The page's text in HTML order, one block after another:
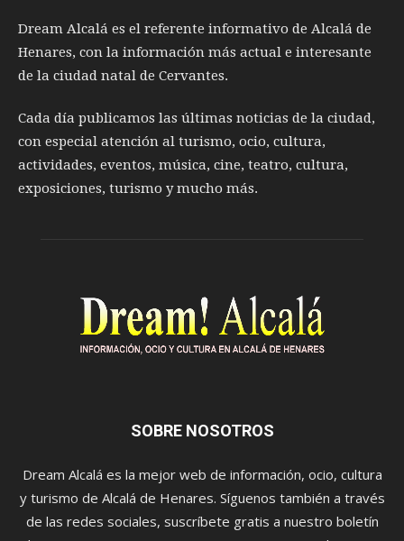
Dream Alcalá es el referente informativo de Alcalá de
Henares, con la información más actual e interesante
de la ciudad natal de Cervantes.
Cada día publicamos las últimas noticias de la ciudad,
con especial atención al turismo, ocio, cultura,
actividades, eventos, música, cine, teatro, cultura,
exposiciones, turismo y mucho más.
SOBRE NOSOTROS
Dream Alcalá es la mejor web de información, ocio, cultura
y turismo de Alcalá de Henares. Síguenos también a través
de las redes sociales, suscríbete gratis a nuestro boletín